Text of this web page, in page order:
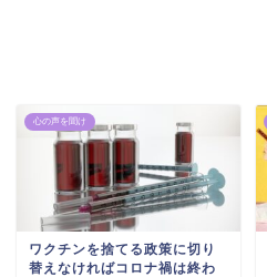
心の声を聞け
ワクチンを捨てる政策に切り
替えなければコロナ禍は終わ